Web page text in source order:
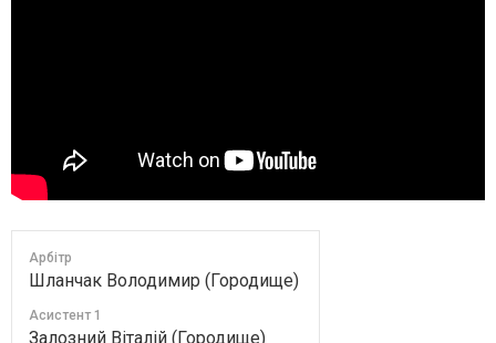
Арбітр
Шланчак Володимир (Городище)
Асистент 1
Залозний Віталій (Городище)